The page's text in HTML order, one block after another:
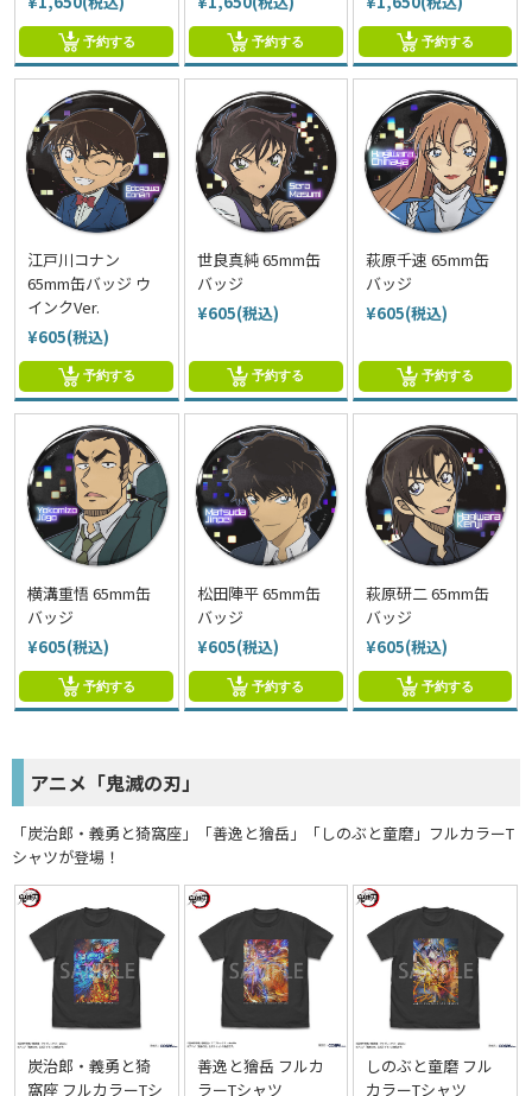
予約する 予約する 予約する
江戸川コナン
65mm缶バッジ ウ
インクVer.
¥605(税込)
予約する
世良真純 65mm缶
バッジ
¥605(税込)
予約する
萩原千速 65mm缶
バッジ
¥605(税込)
予約する
横溝重悟 65mm缶
バッジ
¥605(税込)
予約する
松田陣平 65mm缶
バッジ
¥605(税込)
予約する
萩原研二 65mm缶
バッジ
¥605(税込)
予約する
アニメ「鬼滅の刃」
「炭治郎・義勇と猗窩座」「善逸と獪岳」「しのぶと童磨」フルカラーT
シャツが登場！
炭治郎・義勇と猗
窩座 フルカラーTシ
善逸と獪岳 フルカ
ラーTシャツ
しのぶと童磨 フル
カラーTシャツ